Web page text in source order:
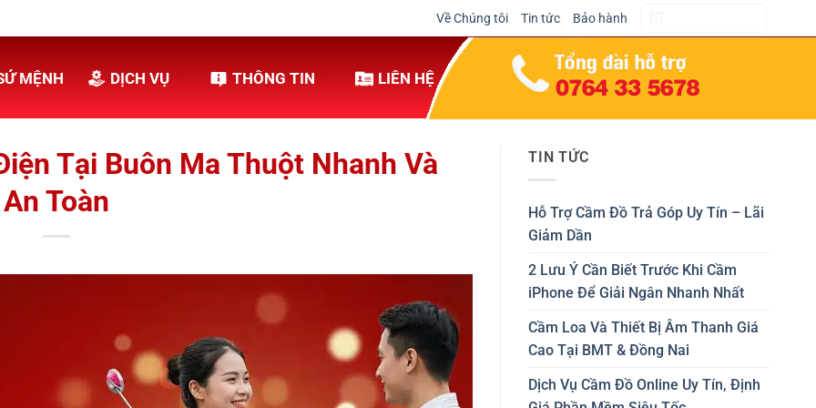
Về Chúng tôi Tin tức Bảo hành
MỆNH DỊCH VỤ THÔNG TIN LIÊN HỆ
Tại Buôn Ma Thuột Nhanh Và
An Toàn
TIN TỨC
Hỗ Trợ Cầm Đồ Trả Góp Uy Tín – Lãi
Giảm Dần
2 Lưu Ý Cần Biết Trước Khi Cầm
iPhone Để Giải Ngân Nhanh Nhất
Cầm Loa Và Thiết Bị Âm Thanh Giá
Cao Tại BMT & Đồng Nai
Dịch Vụ Cầm Đồ Online Uy Tín, Định